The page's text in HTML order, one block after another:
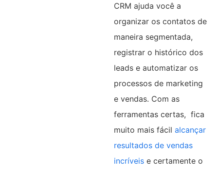
CRM ajuda você a
organizar os contatos de
maneira segmentada,
registrar o histórico dos
leads e automatizar os
processos de marketing
e vendas. Com as
ferramentas certas, fica
muito mais fácil alcançar
resultados de vendas
incríveise certamente o